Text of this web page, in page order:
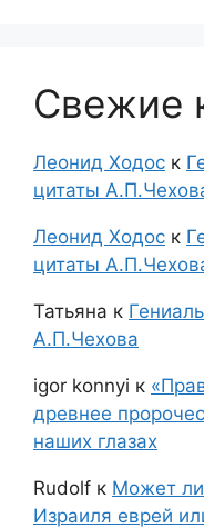
Свежие
Леонид Ходос к
цитаты
Леонид Ходос к
цитаты
Татьяна к
А.П.Чехова
igor konnyi к
древнее
наших глазах
Rudolf к Может
Израиля еврей